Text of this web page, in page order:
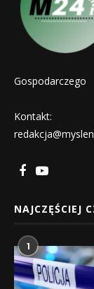
Gospodarczego
Kontakt:
NAJCZĘŚCIEJ
1